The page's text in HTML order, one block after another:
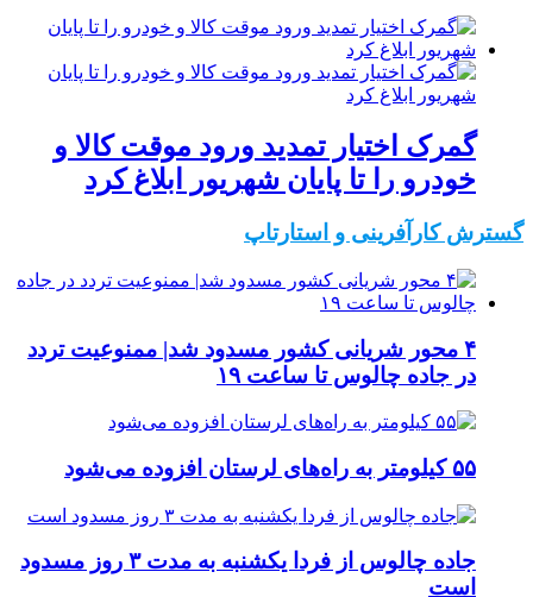
گمرک اختیار تمدید ورود موقت کالا و
خودرو را تا پایان شهریور ابلاغ کرد
گسترش کارآفرینی و استارتاپ
۴ محور شریانی کشور مسدود شد| ممنوعیت تردد
در جاده چالوس تا ساعت ۱۹
۵۵ کیلومتر به راه‌های لرستان افزوده می‌شود
جاده چالوس از فردا یکشنبه به مدت ۳ روز مسدود
است